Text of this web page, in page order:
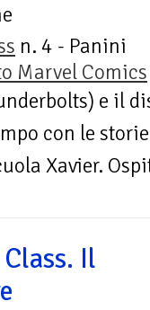
n. 4 - Panini
Marvel Comics
e il
con le
Xavier.
Il